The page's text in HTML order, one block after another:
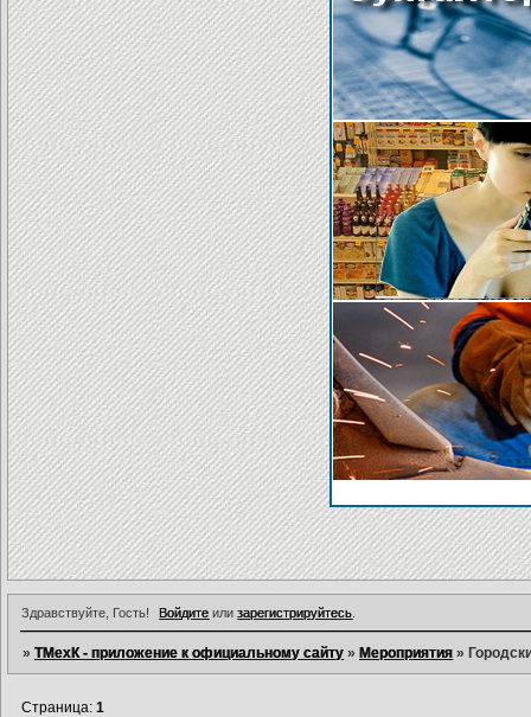
Здравствуйте, Гость! Войдите илизарегистрируйтесь
»ТМехК - приложение к официальному сайту » Мероприятия »
Страница:1